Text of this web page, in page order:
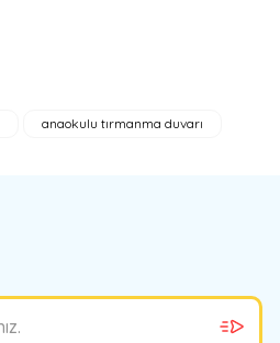
anaokulu tırmanma duvarı